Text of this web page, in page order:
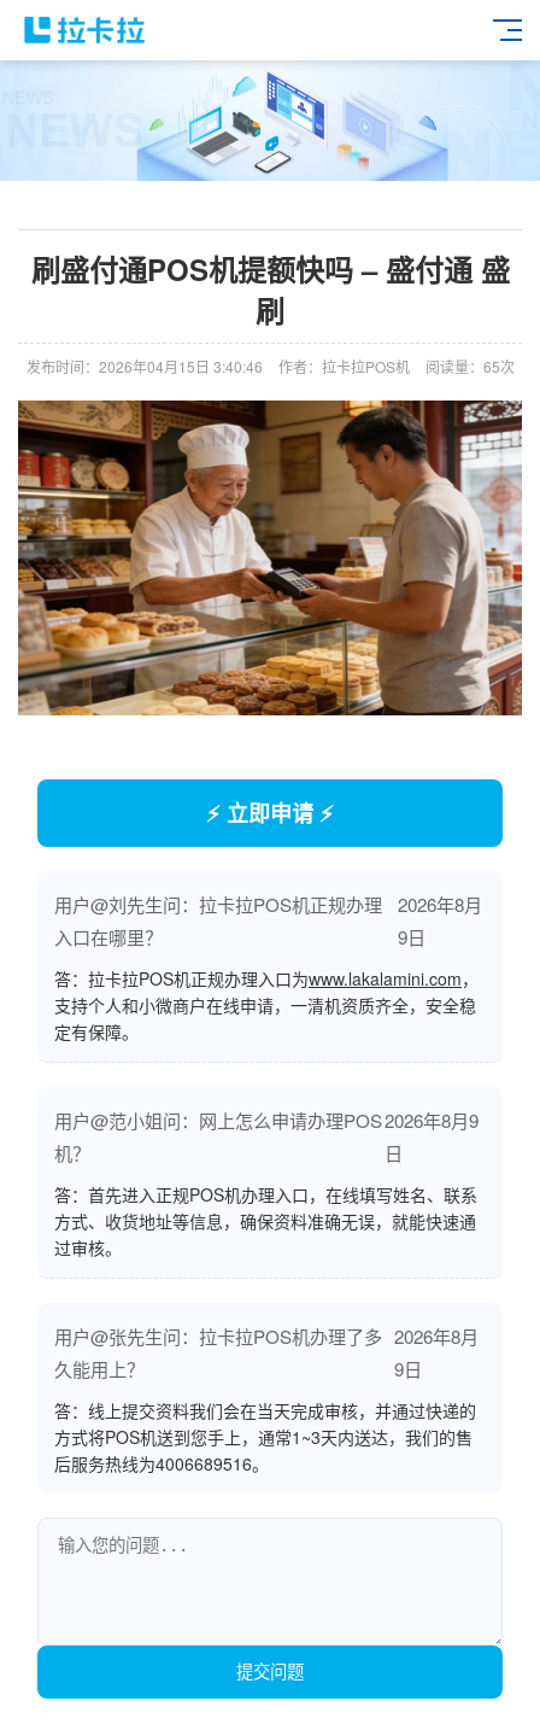
刷盛付通POS机提额快吗 – 盛付通 盛
刷
发布时间：2026年04月15日 3:40:46 作者：拉卡拉POS机 阅读量：65次
⚡ 立即申请 ⚡
用户@刘先生问：拉卡拉POS机正规办理
入口在哪里？
2026年8月
9日
答：拉卡拉POS机正规办理入口为www.lakalamini.com，
支持个人和小微商户在线申请，一清机资质齐全，安全稳
定有保障。
用户@范小姐问：网上怎么申请办理POS
机？
2026年8月9
日
答：首先进入正规POS机办理入口，在线填写姓名、联系
方式、收货地址等信息，确保资料准确无误，就能快速通
过审核。
用户@张先生问：拉卡拉POS机办理了多
久能用上？
2026年8月
9日
答：线上提交资料我们会在当天完成审核，并通过快递的
方式将POS机送到您手上，通常1~3天内送达，我们的售
后服务热线为4006689516。
提交问题